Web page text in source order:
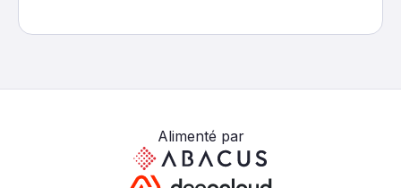
Alimenté par